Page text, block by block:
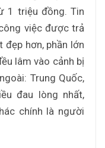
1 triệu đồng. Tin
việc được trả
hơn, phần lớn
lâm vào cảnh bị
Trung Quốc,
đau lòng nhất,
chính là người